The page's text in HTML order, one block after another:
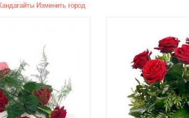
Изменить город